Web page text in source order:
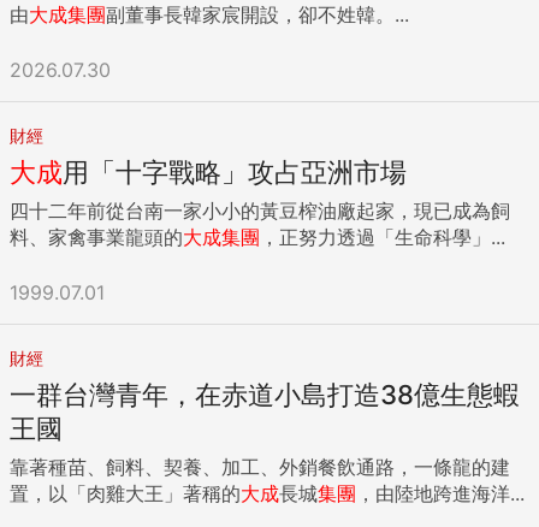
由大成集團副董事長韓家宸開設，卻不姓韓。...
2026.07.30
財經
大成用「十字戰略」攻占亞洲市場
四十二年前從台南一家小小的黃豆榨油廠起家，現已成為飼
料、家禽事業龍頭的大成集團 ，正努力透過「生命科學」...
1999.07.01
財經
一群台灣青年，在赤道小島打造38億生態蝦
王國
靠著種苗、飼料、契養、加工、外銷餐飲通路，一條龍的建
置，以「肉雞大王」著稱的大成長城集團 ，由陸地跨進海洋...